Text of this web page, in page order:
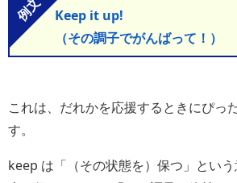
Keep it up!
（その調子でがんばって！）
これは、だれかを応援するときにぴっ
す。
keep は「（その状態を）保つ」とい